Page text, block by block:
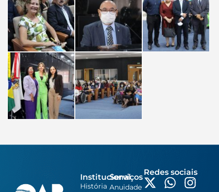
Institucional
História
Serviços
Anuidade
Redes sociais